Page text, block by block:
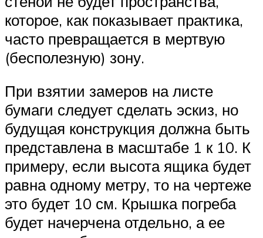
которое, как показывает практика,
часто превращается в мертвую
(бесполезную) зону.
При взятии замеров на листе
бумаги следует сделать эскиз, но
будущая конструкция должна быть
представлена в масштабе 1 к 10. К
примеру, если высота ящика будет
равна одному метру, то на чертеже
это будет 10 см. Крышка погреба
будет начерчена отдельно, а ее